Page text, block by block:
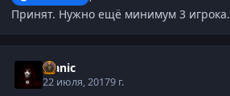
Принят. Нужно ещё минимум 3 игрока.
Manic
22 июля, 20179 г.